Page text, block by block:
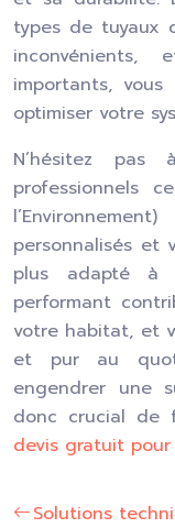
types de tuyaux
importants,
optimiser votre
N’hésitez
professionnels
personnalisés et
plus adapté à
performant
votre habitat, et
et pur au
engendrer une
donc crucial de
devis gratuit
Solutions